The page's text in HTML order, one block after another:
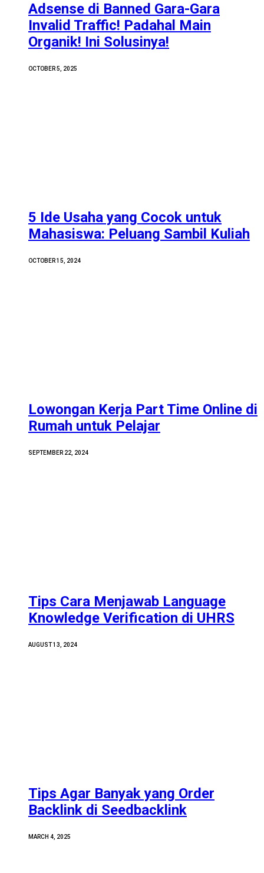
Adsense di Banned Gara-Gara
Invalid Traffic! Padahal Main
Organik! Ini Solusinya!
OCTOBER 5, 2025
5 Ide Usaha yang Cocok untuk
Mahasiswa: Peluang Sambil Kuliah
OCTOBER 15, 2024
Lowongan Kerja Part Time Online di
Rumah untuk Pelajar
SEPTEMBER 22, 2024
Tips Cara Menjawab Language
Knowledge Verification di UHRS
AUGUST 13, 2024
Tips Agar Banyak yang Order
Backlink di Seedbacklink
MARCH 4, 2025